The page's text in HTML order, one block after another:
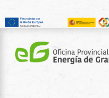
Saltar
contenido